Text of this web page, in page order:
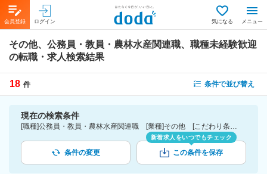
会員登録 ログイン 気になる メニュー
その他、公務員・教員・農林水産関連職、職種未経験歓迎
の転職・求人検索結果
18 件 条件で並び替え
現在の検索条件
[職種]公務員・教員・農林水産関連職 [業種]その他 [こだわり条件ピックアップ]職種未経験歓迎 [詳細条件](募集・採用情報)職種未経験歓迎
条件の変更
新着求人をいつでもチェック
この条件を保存